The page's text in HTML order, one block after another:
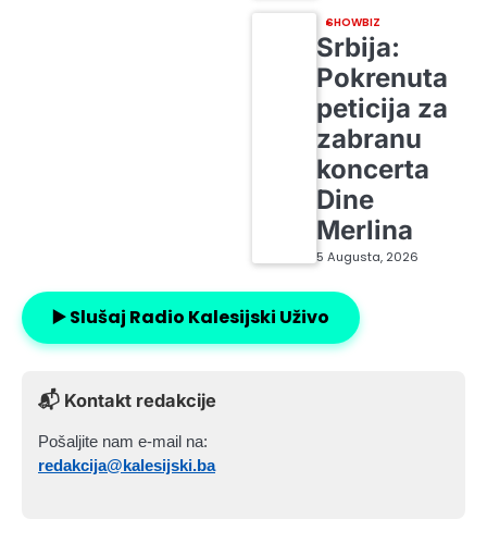
SHOWBIZ
Srbija:
Pokrenuta
peticija za
zabranu
koncerta
Dine
Merlina
5 Augusta, 2026
▶️ Slušaj Radio Kalesijski Uživo
📬 Kontakt redakcije
Pošaljite nam e-mail na:
redakcija@kalesijski.ba